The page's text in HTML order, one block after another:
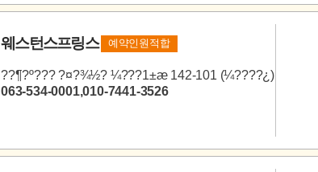
웨스턴스프링스 예약인원적합
??¶?º??? ?¤?¾½? ¼???1±æ 142-101 (¼????¿)
063-534-0001,010-7441-3526